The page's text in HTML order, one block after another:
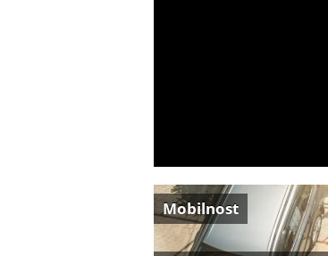
Mobilnost